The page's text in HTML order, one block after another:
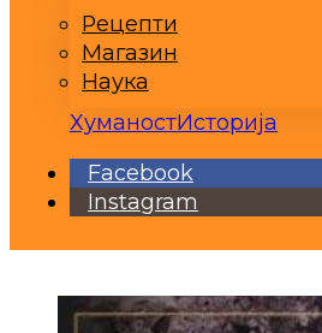
Рецепти
Магазин
Наука
ХуманостИсторија
Facebook
Instagram